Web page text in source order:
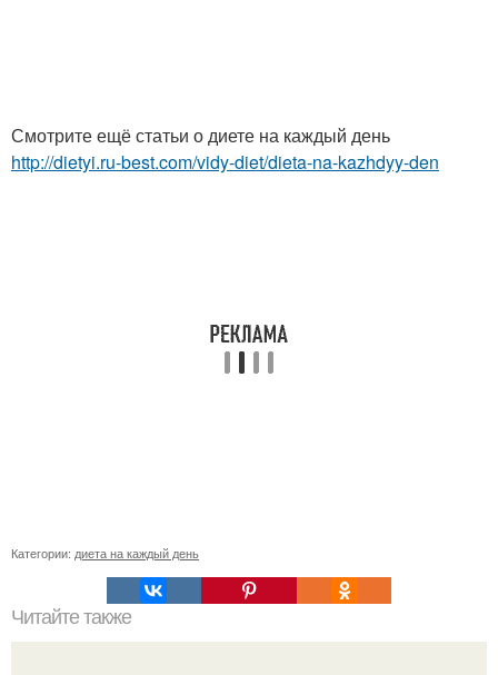
Смотрите ещё статьи о диете на каждый день
http://dietyi.ru-best.com/vidy-diet/dieta-na-kazhdyy-den
Категории: диета на каждый день
Читайте также